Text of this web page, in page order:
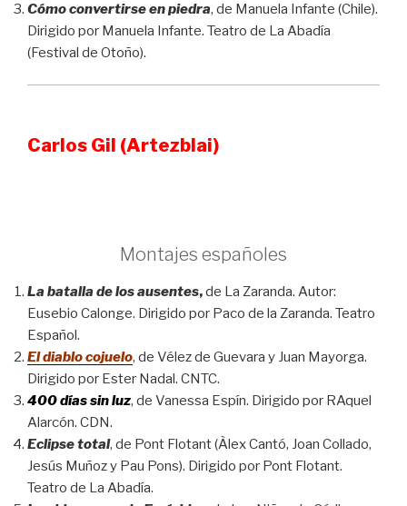
Cómo convertirse en piedra, de Manuela Infante (Chile).
Dirigido por Manuela Infante. Teatro de La Abadía
(Festival de Otoño).
Carlos Gil (Artezblai)
Montajes españoles
La batalla de los ausentes,de La Zaranda. Autor:
Eusebio Calonge. Dirigido por Paco de la Zaranda. Teatro
Español.
El diablo cojuelo, de Vélez de Guevara y Juan Mayorga.
Dirigido por Ester Nadal. CNTC.
400 días sin luz, de Vanessa Espín. Dirigido por RAquel
Alarcón. CDN.
Eclipse total, de Pont Flotant (Àlex Cantó, Joan Collado,
Jesús Muñoz y Pau Pons). Dirigido por Pont Flotant.
Teatro de La Abadía.